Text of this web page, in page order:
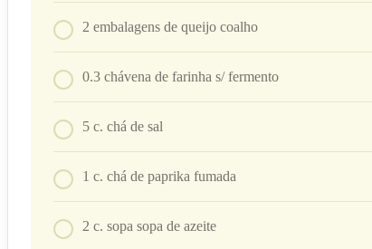
2 embalagens de queijo coalho
0.3 chávena de farinha s/ fermento
5 c. chá de sal
1 c. chá de paprika fumada
2 c. sopa sopa de azeite